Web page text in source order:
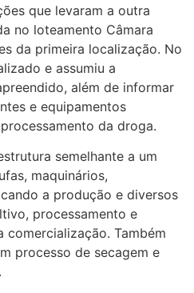
que levaram a outra
no loteamento Câmara
da primeira localização. No
e assumiu a
além de informar
e equipamentos
da droga.
semelhante a um
maquinários,
a produção e diversos
processamento e
Também
processo de secagem e